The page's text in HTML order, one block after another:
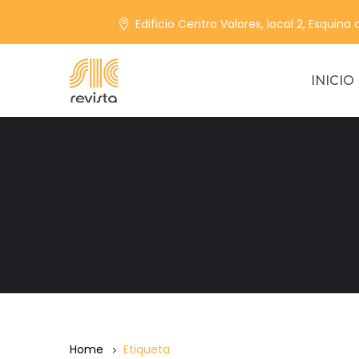
Edificio Centro Valores, local 2, Esquina
INICIO
Home Etiqueta